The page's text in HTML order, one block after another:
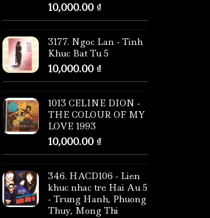
10,000.00 ₫
3177. Ngoc Lan - Tinh
Khuc Bat Tu 5
10,000.00 ₫
1013 CELINE DION -
THE COLOUR OF MY
LOVE 1993
10,000.00 ₫
346. HACD106 - Lien
khuc nhac tre Hai Au 5
- Trung Hanh, Phuong
Thuy, Mong Thi